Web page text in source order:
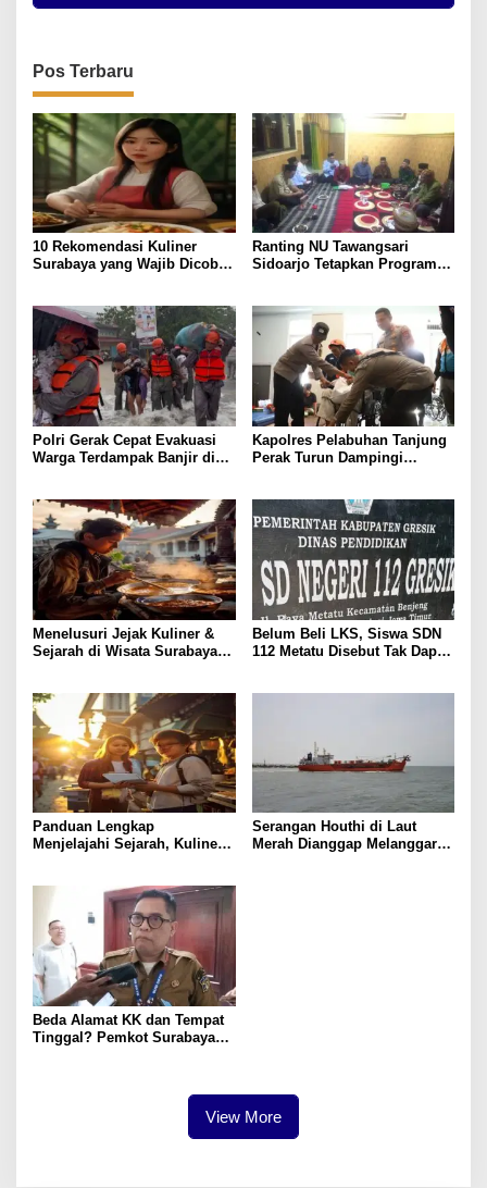
Pos Terbaru
10 Rekomendasi Kuliner
Surabaya yang Wajib Dicoba,
Ranting NU Tawangsari
Sidoarjo Tetapkan Program
Polri Gerak Cepat Evakuasi
Warga Terdampak Banjir di
Kapolres Pelabuhan Tanjung
Perak Turun Dampingi
Mutiara Sentosa 2 Berjalan
Maksimal
Menelusuri Jejak Kuliner &
Sejarah di Wisata Surabaya:
Belum Beli LKS, Siswa SDN
112 Metatu Disebut Tak Dapat
Panduan Lengkap
Menjelajahi Sejarah, Kuliner,
Serangan Houthi di Laut
Merah Dianggap Melanggar
Beda Alamat KK dan Tempat
Tinggal? Pemkot Surabaya
View More